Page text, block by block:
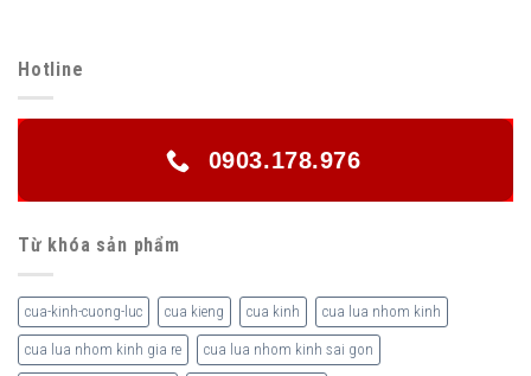
Hotline
0903.178.976
Từ khóa sản phẩm
cua-kinh-cuong-luc cua kieng cua kinh cua lua nhom kinh
cua lua nhom kinh gia re cua lua nhom kinh sai gon